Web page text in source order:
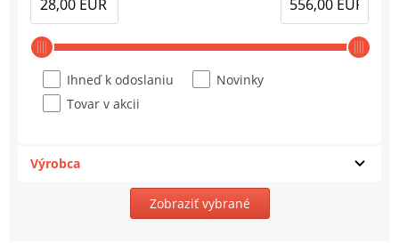
Ihneď k odoslaniu
Novinky
Tovar v akcii
Výrobca
Zobraziť vybrané